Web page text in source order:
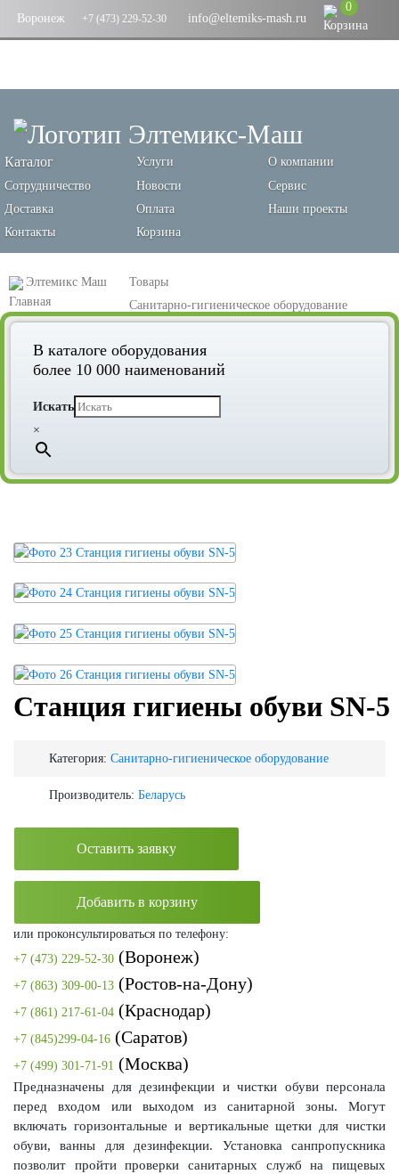
Воронеж +7 (473) 229-52-30 info@eltemiks-mash.ru
0
Каталог Услуги
О компании
Сотрудничество
Новости
Сервис
Доставка
Оплата
Наши проекты
Контакты
Корзина
Элтемикс Маш
Товары
Санитарно-гигиеническое оборудование
Станция гигиены обуви SN-5
В каталоге оборудования
более 10 000 наименований
Искать
×
Станция гигиены обуви SN-5
Категория: Санитарно-гигиеническое оборудование
Производитель: Беларусь
Оставить заявку
Добавить в корзину
или проконсультироваться по телефону:
+7 (473) 229-52-30 (Воронеж)
+7 (863) 309-00-13 (Ростов-на-Дону)
+7 (861) 217-61-04 (Краснодар)
+7 (845)299-04-16 (Саратов)
+7 (499) 301-71-91 (Москва)
Предназначены для дезинфекции и чистки обуви персонала
перед входом или выходом из санитарной зоны. Могут
включать горизонтальные и вертикальные щетки для чистки
обуви, ванны для дезинфекции. Установка санпропускника
позволит пройти проверки санитарных служб на пищевых